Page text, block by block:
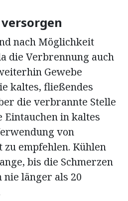
nach Möglichkeit
die Verbrennung auch
Gewebe
kaltes, fließendes
die verbrannte Stelle
Eintauchen in kaltes
von
empfehlen. Kühlen
bis die Schmerzen
nie länger als 20